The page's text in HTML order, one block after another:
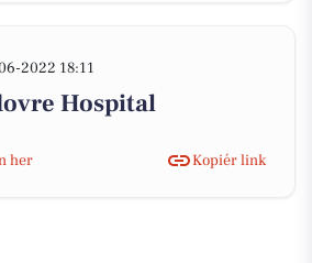
2022 18:11
Hospital
her Kopiér link